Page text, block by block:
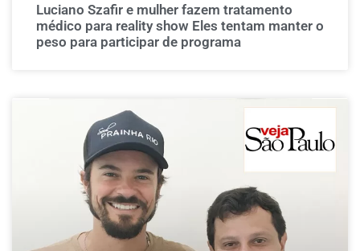
Luciano Szafir e mulher fazem tratamento
médico para reality show Eles tentam manter o
peso para participar de programa